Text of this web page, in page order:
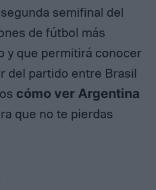
semifinal del
de fútbol más
y que permitirá conocer
del partido entre Brasil
cómo ver Argentina
que no te pierdas